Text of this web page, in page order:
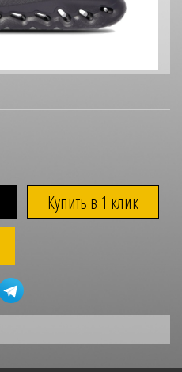
Купить в 1 клик